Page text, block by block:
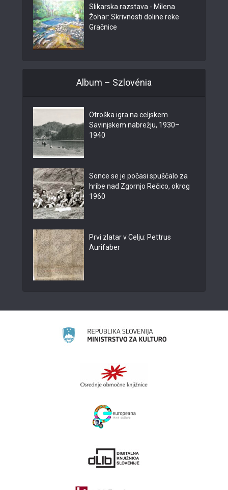
Slikarska razstava - Milena
Žohar: Skrivnosti doline reke
Gračnice
Album – Szlovénia
Otroška igra na celjskem
Savinjskem nabrežju, 1930–
1940
Sonce se je počasi spuščalo za
hribe nad Zgornjo Rečico, okrog
1960
Prvi zlatar v Celju: Pettrus
Aurifaber